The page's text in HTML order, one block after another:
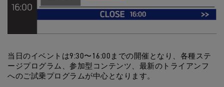
当日のイベントは9:30〜16:00までの開催となり、各種ステ
ージプログラム、参加型コンテンツ、最新のトライアンフ
へのご試乗プログラムが中心となります。